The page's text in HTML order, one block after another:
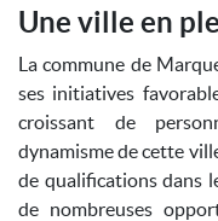
Une ville en
La commune de
ses initiatives
croissant de
dynamisme de cette
de qualifications dans
de nombreuses